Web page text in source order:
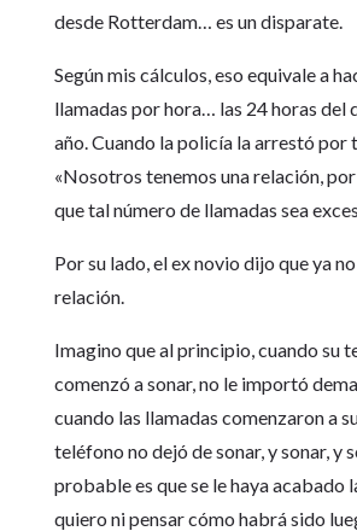
desde Rotterdam… es un disparate.
Según mis cálculos, eso equivale a
llamadas por hora… las 24 horas del
año. Cuando la policía la arrestó por
«Nosotros tenemos una relación,
que tal número de llamadas sea
Por su lado, el ex novio dijo que ya
relación.
Imagino que al principio, cuando su
comenzó a sonar, no le importó
cuando las llamadas comenzaron a
teléfono no dejó de sonar, y sonar, y
probable es que se le haya acabado
quiero ni pensar cómo habrá sido